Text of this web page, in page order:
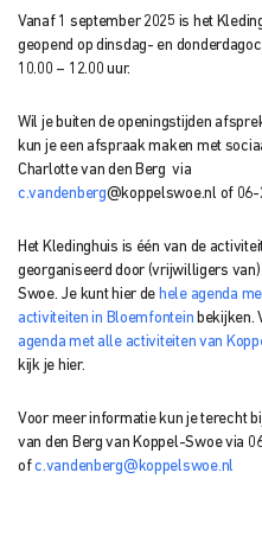
Vanaf 1 september 2025 is het
geopend op dinsdag- en
10.00 – 12.00 uur.
Wil je buiten de openingstijden
kun je een afspraak maken met
Charlotte van den Bergvia
c.vandenberg@koppelswoe.nl of 06-
Het Kledinghuis is één van de
georganiseerd door (vrijwilligers
Swoe. Je kunt hier de hele agenda
activiteiten in Bloemfontein bekijken.
agenda met alle activiteiten van
kijk je hier.
Voor meer informatie kun je terecht
van den Berg van Koppel-Swoe via
ofc.vandenberg@koppelswoe.nl